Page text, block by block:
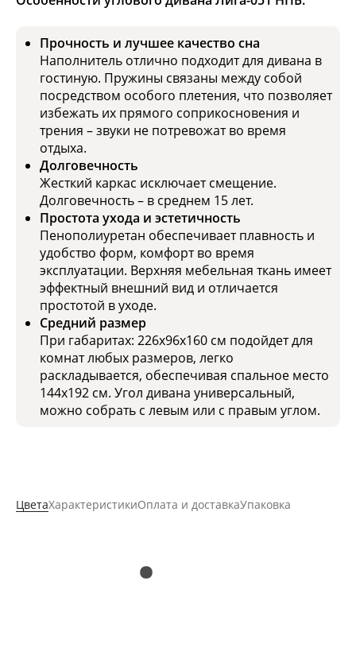
Прочность и лучшее качество сна
Наполнитель отлично подходит для дивана в
гостиную. Пружины связаны между собой
посредством особого плетения, что позволяет
избежать их прямого соприкосновения и
трения – звуки не потревожат во время
отдыха.
Долговечность
Жесткий каркас исключает смещение.
Долговечность – в среднем 15 лет.
Простота ухода и эстетичность
Пенополиуретан обеспечивает плавность и
удобство форм, комфорт во время
эксплуатации. Верхняя мебельная ткань имеет
эффектный внешний вид и отличается
простотой в уходе.
Средний размер
При габаритах: 226x96x160 см подойдет для
комнат любых размеров, легко
раскладывается, обеспечивая спальное место
144x192 см. Угол дивана универсальный,
можно собрать с левым или с правым углом.
ЦветаХарактеристикиОплата и доставкаУпаковка